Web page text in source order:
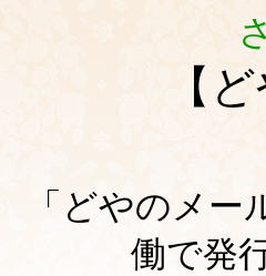
【
「どやのメ
働で発